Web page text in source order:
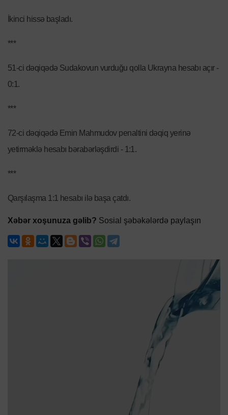
İkinci hissə başladı.
***
51-ci dəqiqədə Sudakovun vurduğu qolla Ukrayna hesabı açır -
0:1.
***
72-ci dəqiqədə Emin Mahmudov penaltini dəqiq yerinə
yetirməklə hesabı bərabərləşdirdi - 1:1.
***
Qarşılaşma 1:1 hesabı ilə başa çatdı.
Xəbər xoşunuza gəlib? Sosial şəbəkələrdə paylaşın